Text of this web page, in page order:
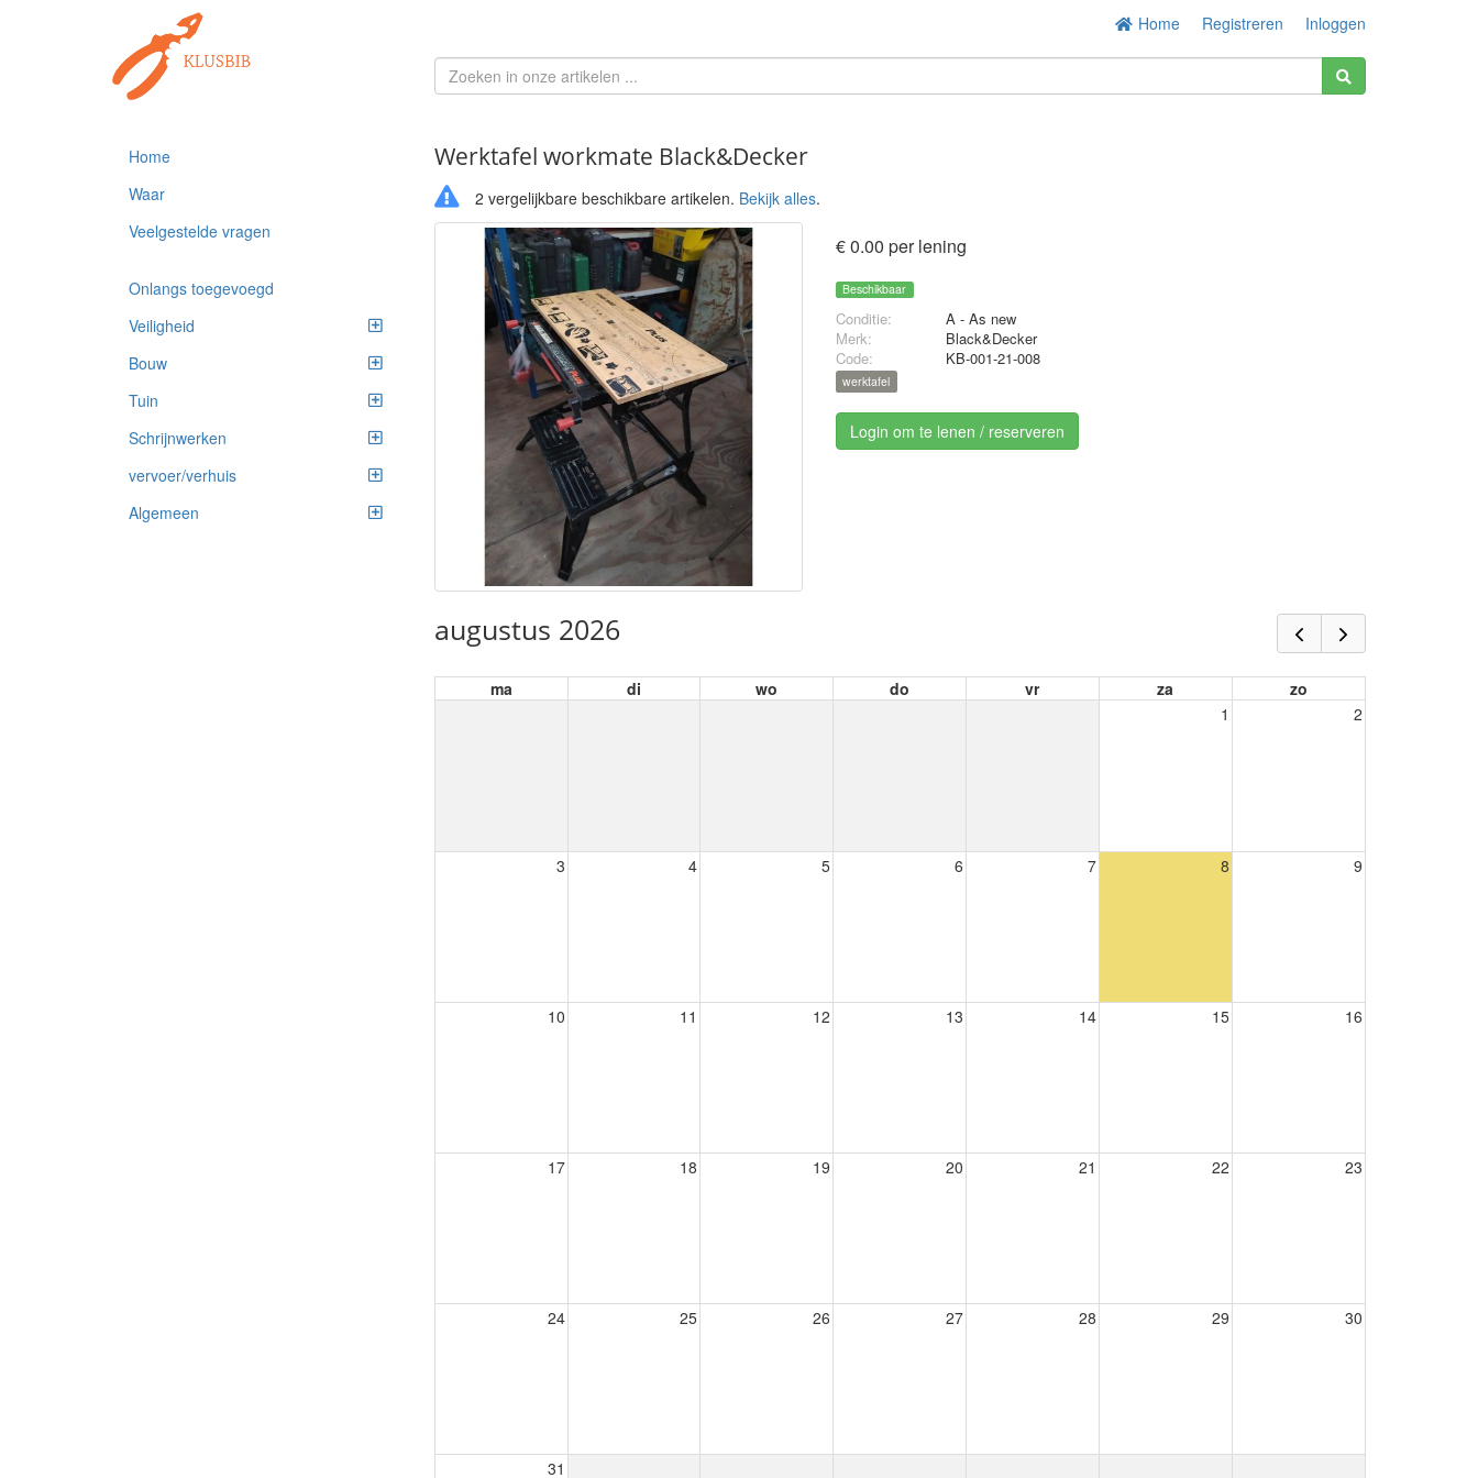
Home Registreren Inloggen
Home
Waar
Veelgestelde vragen
Onlangs toegevoegd
Veiligheid
Bouw
Tuin
Schrijnwerken
vervoer/verhuis
Algemeen
Werktafel workmate Black&Decker
2 vergelijkbare beschikbare artikelen. Bekijk alles.
€ 0.00 per lening
Beschikbaar
Conditie:
A - As new
Merk:
Black&Decker
Code:
KB-001-21-008
werktafel
Login om te lenen / reserveren
augustus 2026
ma di wo do vr za
zo
1
2
3 4 5 6 7 8 9
10 11 12 13 14 15 16
17 18 19 20 21 22 23
24 25 26 27 28 29 30
31